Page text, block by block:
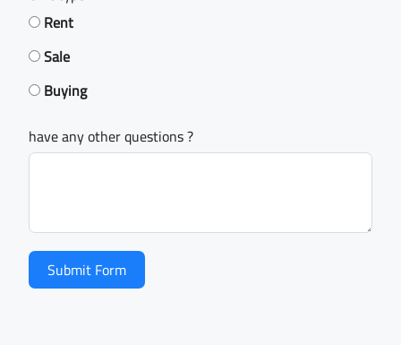
Rent
Sale
Buying
have any other questions ?
Submit Form